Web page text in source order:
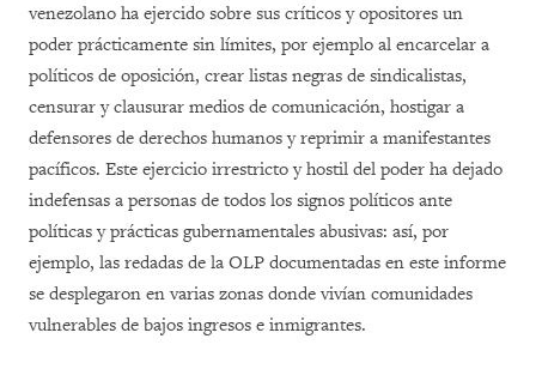
venezolano ha ejercido sobre sus críticos y opositores un
poder prácticamente sin límites, por ejemplo al encarcelar a
políticos de oposición, crear listas negras de sindicalistas,
censurar y clausurar medios de comunicación, hostigar a
defensores de derechos humanos y reprimir a manifestantes
pacíficos. Este ejercicio irrestricto y hostil del poder ha dejado
indefensas a personas de todos los signos políticos ante
políticas y prácticas gubernamentales abusivas: así, por
ejemplo, las redadas de la OLP documentadas en este informe
se desplegaron en varias zonas donde vivían comunidades
vulnerables de bajos ingresos e inmigrantes.